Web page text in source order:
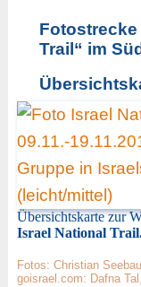
Fotostrecke
Trail“ im
Übersichtskarte zur
Israel National
Fotos: Christian
goisrael.com: Dafna